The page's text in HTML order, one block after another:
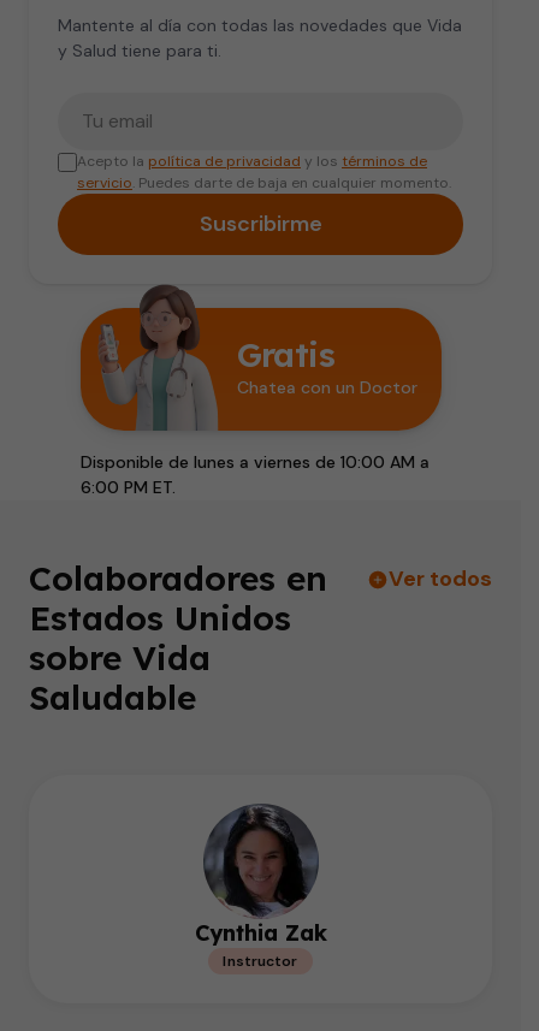
Mantente al día con todas las novedades que Vida
y Salud tiene para ti.
Acepto la política de privacidad y los términos de
servicio. Puedes darte de baja en cualquier momento.
Suscribirme
Gratis
Chatea con un Doctor
Disponible de lunes a viernes de 10:00 AM a
6:00 PM ET.
Colaboradores en
Estados Unidos
sobre Vida
Saludable
Ver todos
Cynthia Zak
Instructor